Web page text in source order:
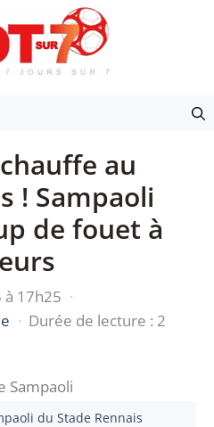
au
! Sampaoli
de fouet à
à 17h25 ·
· Durée de lecture : 2
du Stade Rennais